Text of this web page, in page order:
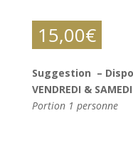
15,00€
Suggestion –
VENDREDI & SAMEDI
Portion 1 personne